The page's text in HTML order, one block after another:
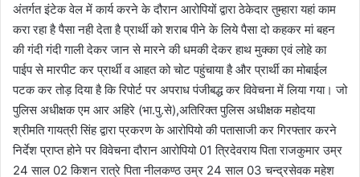
अंतर्गत इंटेक वेल में कार्य करने के दौरान आरोपियों द्वारा ठेकेदार तुम्हारा यहां काम
करा रहा है पैसा नही देता है प्रार्थी को शराब पीने के लिये पैसा दो कहकर मां बहन
की गंदी गंदी गाली देकर जान से मारने की धमकी देकर हाथ मुक्का एवं लोहे का
पाईप से मारपीट कर प्रार्थी व आहत को चोट पहुंचाया है और प्रार्थी का मोबाईल
पटक कर तोड़ दिया है कि रिपोर्ट पर अपराध पंजीबद्ध कर विवेचना में लिया गया। जो
पुलिस अधीक्षक एम आर अहिरे (भा.पु.से),अतिरिक्त पुलिस अधीक्षक महोदया
श्रीमति गायत्री सिंह द्वारा प्रकरण के आरोपियो की पतासाजी कर गिरफ्तार करने
निर्देश प्राप्त होने पर विवेचना दौरान आरोपियो 01 त्रिदेवराय पिता राजकुमार उम्र
24 साल 02 किशन रात्रे पिता नीलकण्ठ उम्र 24 साल 03 चन्द्रसेवक महेश